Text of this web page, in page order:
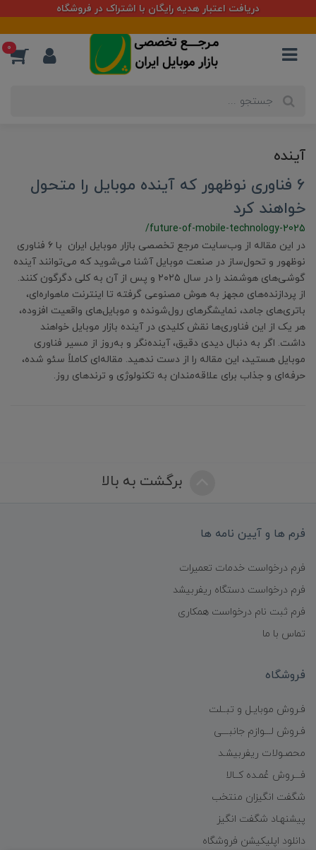
دریافت اعتبار هدیه رایگان با اشتراک در فروشگاه
0
آینده
۶ فناوری نوظهور که آینده موبایل را متحول
خواهند کرد
/future-of-mobile-technology-2025
در این مقاله از وب‌سایت مرجع تخصصی بازار موبایل ایران با ۶ فناوری
نوظهور و تحول‌ساز در صنعت موبایل آشنا می‌شوید که می‌توانند آینده
گوشی‌های هوشمند را در سال ۲۰۲۵ و پس از آن به کلی دگرگون کنند.
از پردازنده‌های مجهز به هوش مصنوعی گرفته تا اینترنت ماهواره‌ای،
باتری‌های جامد، نمایشگرهای رول‌شونده و موبایل‌های واقعیت افزوده،
هر یک از این فناوری‌ها نقش کلیدی در آینده بازار موبایل خواهند
داشت. اگر به دنبال دیدی دقیق، آینده‌نگر و به‌روز از مسیر فناوری
موبایل هستید، این مقاله را از دست ندهید. مقاله‌ای کاملاً سئو شده،
حرفه‌ای و جذاب برای علاقه‌مندان به تکنولوژی و ترندهای روز.
برگشت به بالا
فرم ها و آیین نامه ها
فرم درخواست خدمات تعمیرات
فرم درخواست دستگاه ریفربیشد
فرم ثبت نام درخواست همکاری
تماس با ما
فروشگاه
فـروش موبایـل و تبــلت
فـروش لـــوازم جانبـــی
محصـولات ریفربیشـد
فـــروش عُمـده کــالا
شگفت انگیزان منتخب
پیشنهـاد شگفت انگیز
دانلود اپلیکیشن فروشگاه